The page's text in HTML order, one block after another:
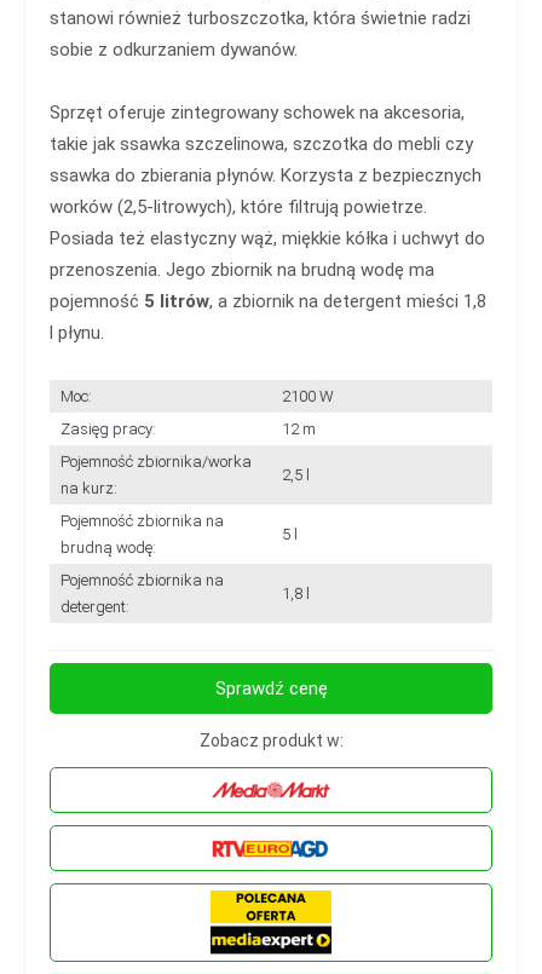
stanowi również turboszczotka, która świetnie radzi
sobie z odkurzaniem dywanów.
Sprzęt oferuje zintegrowany schowek na akcesoria,
takie jak ssawka szczelinowa, szczotka do mebli czy
ssawka do zbierania płynów. Korzysta z bezpiecznych
worków (2,5-litrowych), które filtrują powietrze.
Posiada też elastyczny wąż, miękkie kółka i uchwyt do
przenoszenia. Jego zbiornik na brudną wodę ma
pojemność 5 litrów, a zbiornik na detergent mieści 1,8
l płynu.
Moc:
2100 W
Zasięg pracy:
12 m
Pojemność zbiornika/worka
na kurz:
2,5 l
Pojemność zbiornika na
brudną wodę:
5 l
Pojemność zbiornika na
detergent:
1,8 l
Sprawdź cenę
Zobacz produkt w: